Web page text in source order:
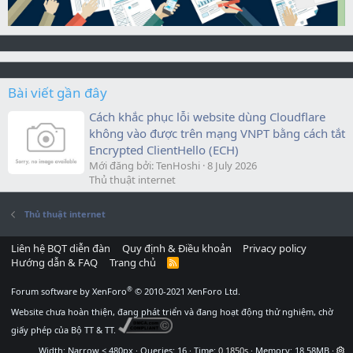
Bài viết gần đây
Cách khắc phục lỗi website dùng Cloudflare
không vào được trên mạng VNPT bằng cách tắt
Encrypted ClientHello (ECH)
Mới đăng bởi: TenHoshi 8 July 2026
Thủ thuật internet
Thủ thuật internet
Liên hệ BQT diễn đàn Quy định & Điều khoản
Privacy policy
Hướng dẫn & FAQ
Trang chủ
R
Forum software by XenForo® © 2010-2021 XenForo Ltd.
Website chưa hoàn thiện, đang phát triển và đang hoạt động thử nghiệm, chờ
giấy phép của Bộ TT & TT.
Width
Queries 16 Time 0.1850s Memory 18.58MB